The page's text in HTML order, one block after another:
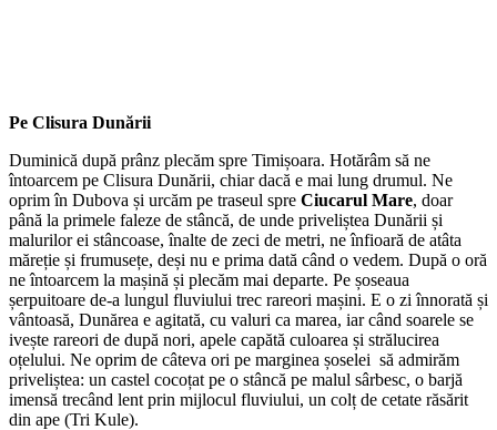
Pe Clisura Dunării
Duminică după prânz plecăm spre Timișoara. Hotărâm să ne
întoarcem pe Clisura Dunării, chiar dacă e mai lung drumul. Ne
oprim în Dubova și urcăm pe traseul spre Ciucarul Mare, doar
până la primele faleze de stâncă, de unde priveliștea Dunării și
malurilor ei stâncoase, înalte de zeci de metri, ne înfioară de atâta
măreție și frumusețe, deși nu e prima dată când o vedem. După o oră
ne întoarcem la mașină și plecăm mai departe. Pe șoseaua
șerpuitoare de-a lungul fluviului trec rareori mașini. E o zi înnorată și
vântoasă, Dunărea e agitată, cu valuri ca marea, iar când soarele se
ivește rareori de după nori, apele capătă culoarea și strălucirea
oțelului. Ne oprim de câteva ori pe marginea șoselei să admirăm
priveliștea: un castel cocoțat pe o stâncă pe malul sârbesc, o barjă
imensă trecând lent prin mijlocul fluviului, un colț de cetate răsărit
din ape (Tri Kule).